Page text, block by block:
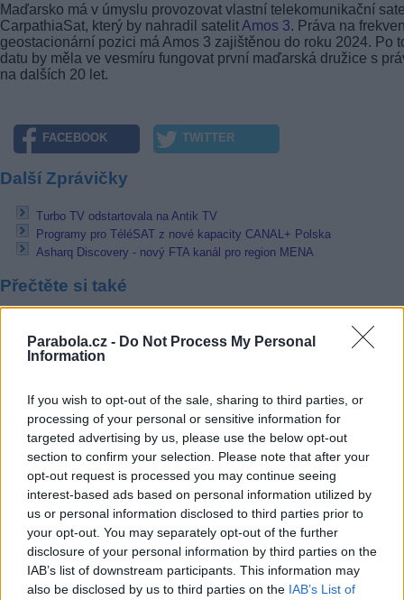
Parabola.cz - Do Not Process My Personal
Information
If you wish to opt-out of the sale, sharing to third parties, or
processing of your personal or sensitive information for
targeted advertising by us, please use the below opt-out
section to confirm your selection. Please note that after your
opt-out request is processed you may continue seeing
interest-based ads based on personal information utilized by
us or personal information disclosed to third parties prior to
your opt-out. You may separately opt-out of the further
disclosure of your personal information by third parties on the
IAB’s list of downstream participants. This information may
also be disclosed by us to third parties on the IAB’s List of
Maďarsko má v úmyslu provozovat vlastní telekomunikační
CarpathiaSat, který by nahradil satelitAmos 3. Práva na
geostacionární pozici má Amos 3 zajištěnou do roku 2024. Po
datu by měla ve vesmíru fungovat první maďarská družice s
na dalších 20 let.
FACEBOOK TWITTER
Další Zprávičky
Turbo TV odstartovala na Antik TV
Programy pro TéléSAT z nové kapacity CANAL+ Polska
Asharq Discovery - nový FTA kanál pro region MENA
Přečtěte si také
Airbus zajistí satelitní komunikaci pro ozbrojené síly Česka
Türksat 5B šíří první programy
Reklama
Pracovní nabídky
Zámečník / Mechanik (Praha - východ)
05.08.2026 -
Měřící technik - elektro (Okres Prachatice)
Manažer/ka pro mezinárodní spolupráci (Suchdol, Praha)
05.08.2026 -Technik kontroly (Plzeň - sever)
05.08.2026 - Cyber Security Consultant (Nusle, Praha)
... další nabídky zaměstnání